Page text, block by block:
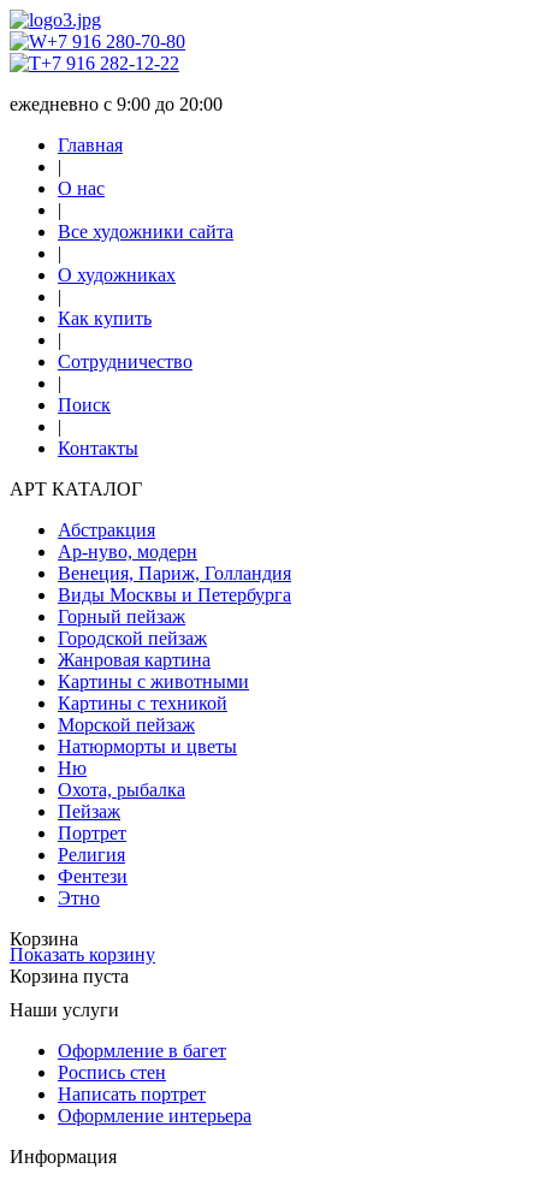
+7 916 280-70-80
+7 916 282-12-22
ежедневно с 9:00 до 20:00
Главная
|
О нас
|
Все художники сайта
|
О художниках
|
Как купить
|
Сотрудничество
|
Поиск
|
Контакты
АРТ КАТАЛОГ
Абстракция
Ар-нуво, модерн
Венеция, Париж, Голландия
Виды Москвы и Петербурга
Горный пейзаж
Городской пейзаж
Жанровая картина
Картины с животными
Картины с техникой
Морской пейзаж
Натюрморты и цветы
Ню
Охота, рыбалка
Пейзаж
Портрет
Религия
Фентези
Этно
Корзина
Показать корзину
Корзина пуста
Наши услуги
Оформление в багет
Роспись стен
Написать портрет
Оформление интерьера
Информация